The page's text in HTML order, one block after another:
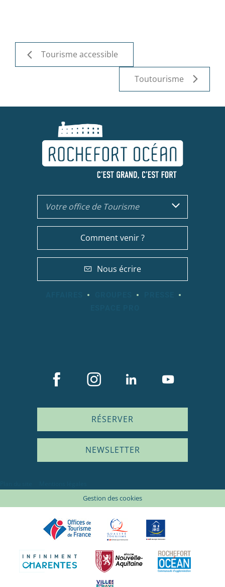
Tourisme accessible
Toutourisme
Votre office de Tourisme
Comment venir ?
Nous écrire
RÉSERVER
NEWSLETTER
Gestion des cookies